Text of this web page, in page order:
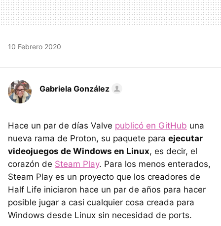
10 Febrero 2020
Gabriela González
Hace un par de días Valve publicó en GitHub una
nueva rama de Proton, su paquete para ejecutar
videojuegos de Windows en Linux, es decir, el
corazón de Steam Play. Para los menos enterados,
Steam Play es un proyecto que los creadores de
Half Life iniciaron hace un par de años para hacer
posible jugar a casi cualquier cosa creada para
Windows desde Linux sin necesidad de ports.